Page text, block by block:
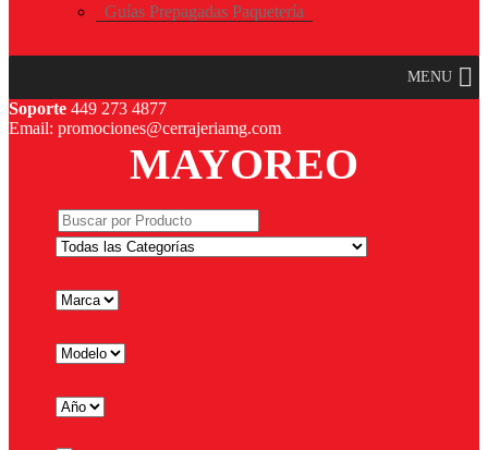
Guías Prepagadas Paquetería
MENU
Soporte 449 273 4877
Email: promociones@cerrajeriamg.com
MAYOREO